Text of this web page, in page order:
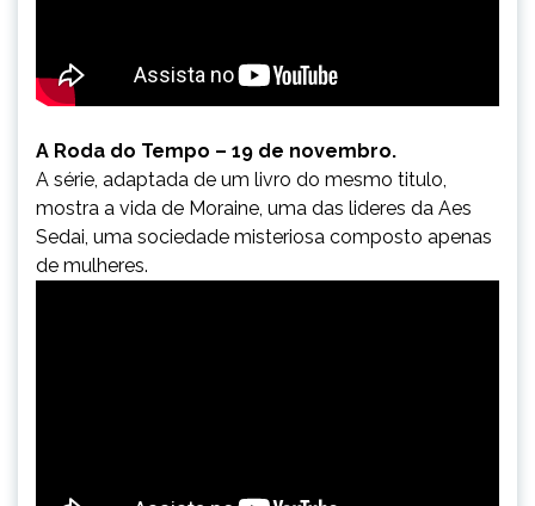
A Roda do Tempo – 19 de novembro.
A série, adaptada de um livro do mesmo titulo,
mostra a vida de Moraine, uma das lideres da Aes
Sedai, uma sociedade misteriosa composto apenas
de mulheres.